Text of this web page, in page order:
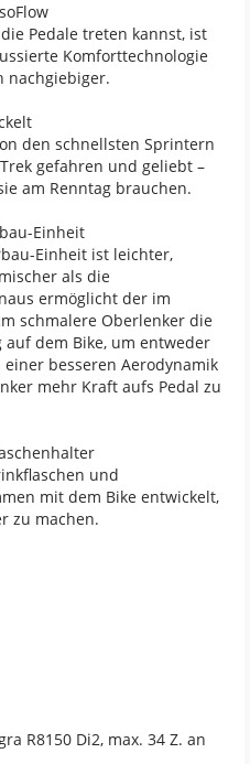
Pedale treten kannst, ist
Komforttechnologie
nachgiebiger.
den schnellsten Sprintern
gefahren und geliebt –
am Renntag brauchen.
Einheit
Einheit ist leichter,
als die
ermöglicht der im
schmalere Oberlenker die
dem Bike, um entweder
besseren Aerodynamik
mehr Kraft aufs Pedal zu
und
mit dem Bike entwickelt,
zu machen.
R8150 Di2, max. 34 Z. an